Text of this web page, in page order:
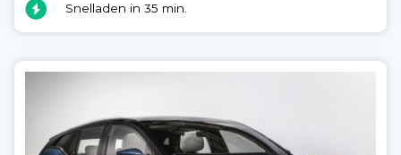
Snelladen in 35 min.